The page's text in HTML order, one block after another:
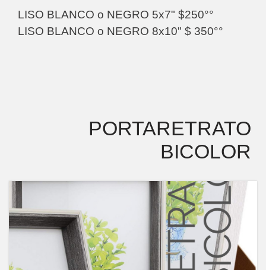
LISO BLANCO o NEGRO 5x7" $250°°
LISO BLANCO o NEGRO 8x10" $ 350°°
PORTARETRATO
BICOLOR